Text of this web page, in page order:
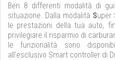
Ben 8 differenti modalità di
situazione. Dalla modalità Super
le prestazioni della tua auto,
privilegiare il risparmio di
le funzionalità sono
all’esclusivo Smart controller di